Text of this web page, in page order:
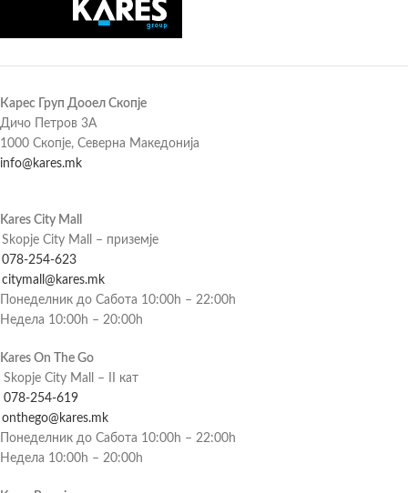
Карес Груп Дооел Скопје
Дичо Петров 3А
1000 Скопје, Северна Македонија
info@kares.mk
Kares City Mall
Skopje City Mall – приземје
078-254-623
citymall@kares.mk
Понеделник до Сабота 10:00h – 22:00h
Недела 10:00h – 20:00h
Kares On The Go
Skopje City Mall – II кат
078-254-619
onthego@kares.mk
Понеделник до Сабота 10:00h – 22:00h
Недела 10:00h – 20:00h